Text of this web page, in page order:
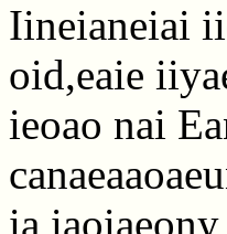
Iineianeiai
oid,eaie
ieoao nai
ia iaoiaeony